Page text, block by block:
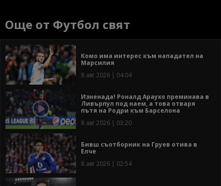
Още от Футбол свят
Комо има интерес към нападател на
Марсилия
8 авг 2026 | 04:04
Изненада! Роналд Араухо преминава в
Ливърпул под наем, а това отваря
пътя на Родри към Барселона
8 авг 2026 | 03:20
Бивш съотборник на Груев отива в
Елче
8 авг 2026 | 02:54